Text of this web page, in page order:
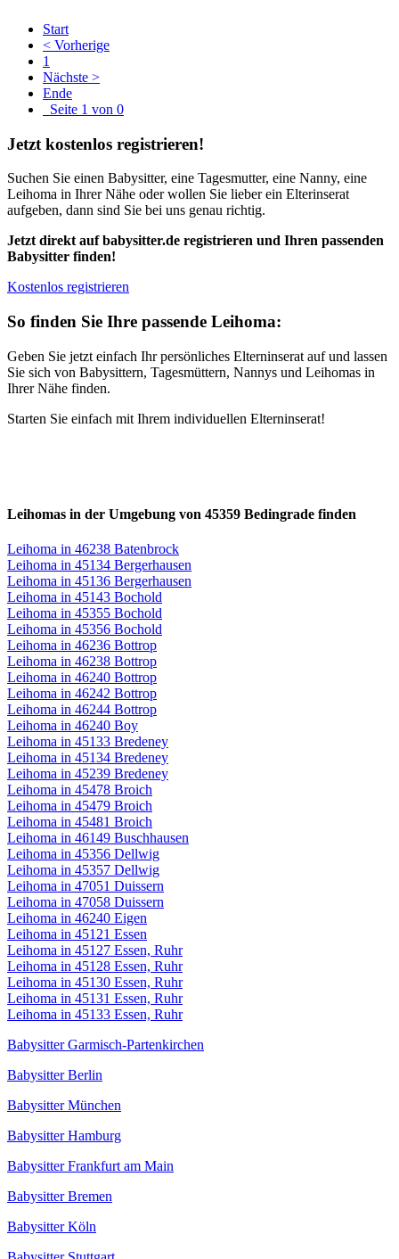
Start
< Vorherige
1
Nächste >
Ende
Seite 1 von 0
Jetzt kostenlos registrieren!
Suchen Sie einen Babysitter, eine Tagesmutter, eine Nanny, eine
Leihoma in Ihrer Nähe oder wollen Sie lieber ein Elterinserat
aufgeben, dann sind Sie bei uns genau richtig.
Jetzt direkt auf babysitter.de registrieren und Ihren passenden
Babysitter finden!
Kostenlos registrieren
So finden Sie Ihre passende Leihoma:
Geben Sie jetzt einfach Ihr persönliches Elterninserat auf und lassen
Sie sich von Babysittern, Tagesmüttern, Nannys und Leihomas in
Ihrer Nähe finden.
Starten Sie einfach mit Ihrem individuellen Elterninserat!
Leihomas in der Umgebung von 45359 Bedingrade finden
Leihoma in 46238 Batenbrock
Leihoma in 45134 Bergerhausen
Leihoma in 45136 Bergerhausen
Leihoma in 45143 Bochold
Leihoma in 45355 Bochold
Leihoma in 45356 Bochold
Leihoma in 46236 Bottrop
Leihoma in 46238 Bottrop
Leihoma in 46240 Bottrop
Leihoma in 46242 Bottrop
Leihoma in 46244 Bottrop
Leihoma in 46240 Boy
Leihoma in 45133 Bredeney
Leihoma in 45134 Bredeney
Leihoma in 45239 Bredeney
Leihoma in 45478 Broich
Leihoma in 45479 Broich
Leihoma in 45481 Broich
Leihoma in 46149 Buschhausen
Leihoma in 45356 Dellwig
Leihoma in 45357 Dellwig
Leihoma in 47051 Duissern
Leihoma in 47058 Duissern
Leihoma in 46240 Eigen
Leihoma in 45121 Essen
Leihoma in 45127 Essen, Ruhr
Leihoma in 45128 Essen, Ruhr
Leihoma in 45130 Essen, Ruhr
Leihoma in 45131 Essen, Ruhr
Leihoma in 45133 Essen, Ruhr
Babysitter Garmisch-Partenkirchen
Babysitter Berlin
Babysitter München
Babysitter Hamburg
Babysitter Frankfurt am Main
Babysitter Bremen
Babysitter Köln